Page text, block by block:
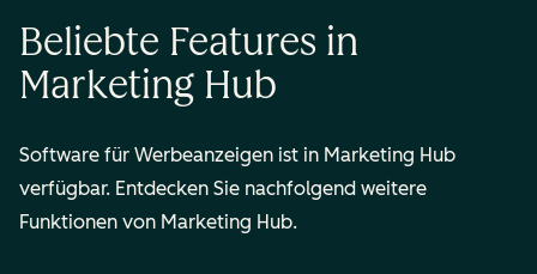
Beliebte Features in
Marketing Hub
Software für Werbeanzeigen ist in Marketing Hub
verfügbar. Entdecken Sie nachfolgend weitere
Funktionen von Marketing Hub.